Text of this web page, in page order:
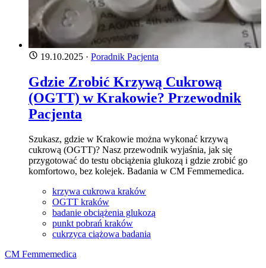
19.10.2025 · Poradnik Pacjenta
Gdzie Zrobić Krzywą Cukrową
(OGTT) w Krakowie? Przewodnik
Pacjenta
Szukasz, gdzie w Krakowie można wykonać krzywą
cukrową (OGTT)? Nasz przewodnik wyjaśnia, jak się
przygotować do testu obciążenia glukozą i gdzie zrobić go
komfortowo, bez kolejek. Badania w CM Femmemedica.
krzywa cukrowa kraków
OGTT kraków
badanie obciążenia glukozą
punkt pobrań kraków
cukrzyca ciążowa badania
CM Femmemedica